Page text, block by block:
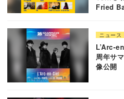
Fried
ニュース
L’Arc-
周年サ
像公開